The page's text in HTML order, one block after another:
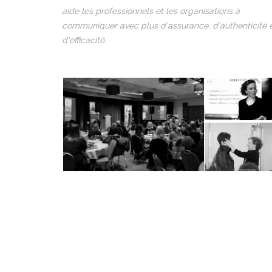
aide les professionnels et les organisations à
communiquer avec plus d'assurance, d'authenticité
d'efficacité.